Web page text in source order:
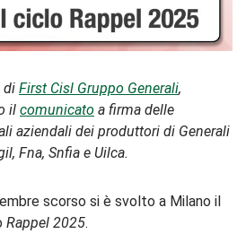
di First Cisl Gruppo Generali,
il comunicato a firma delle
aziendali dei produttori di Generali
Fna, Snfia e Uilca.
scorso si è svolto a Milano il
Rappel 2025.